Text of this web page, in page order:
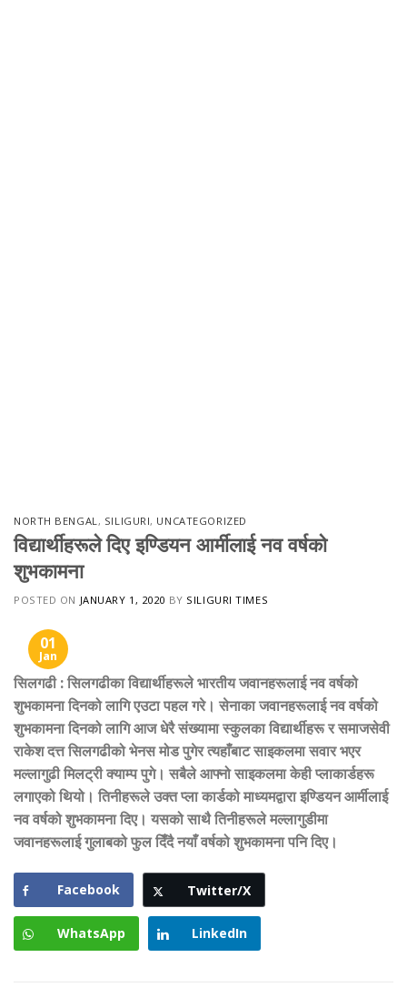
NORTH BENGAL, SILIGURI, UNCATEGORIZED
विद्यार्थीहरूले दिए इण्डियन आर्मीलाई नव वर्षको
शुभकामना
POSTED ON JANUARY 1, 2020 BY SILIGURI TIMES
01
Jan
सिलगढी : सिलगढीका विद्यार्थीहरूले भारतीय जवानहरूलाई नव वर्षको
शुभकामना दिनको लागि एउटा पहल गरे। सेनाका जवानहरूलाई नव वर्षको
शुभकामना दिनको लागि आज धेरै संख्यामा स्कुलका विद्यार्थीहरू र समाजसेवी
राकेश दत्त सिलगढीको भेनस मोड पुगेर त्यहाँबाट साइकलमा सवार भएर
मल्लागुढी मिलट्री क्याम्प पुगे। सबैले आफ्नो साइकलमा केही प्लाकार्डहरू
लगाएको थियो। तिनीहरूले उक्त प्ला कार्डको माध्यमद्वारा इण्डियन आर्मीलाई
नव वर्षको शुभकामना दिए। यसको साथै तिनीहरूले मल्लागुडीमा
जवानहरूलाई गुलाबको फुल दिँदै नयाँ वर्षको शुभकामना पनि दिए।
Facebook Twitter/X
WhatsApp LinkedIn